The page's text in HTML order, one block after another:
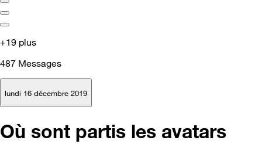
+19 plus
487 Messages
lundi 16 décembre 2019
Où sont partis les avatars